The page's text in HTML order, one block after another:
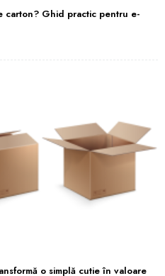
carton? Ghid practic pentru e-
o simplă cutie în valoare